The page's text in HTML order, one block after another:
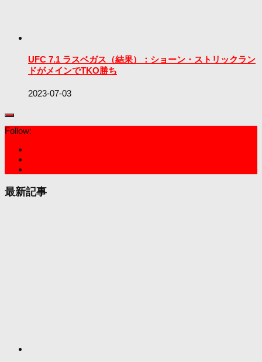
UFC 7.1 ラスベガス（結果）：ショーン・ストリックラン
ドがメインでTKO勝ち
2023-07-03
Follow:
最新記事